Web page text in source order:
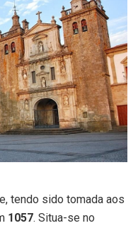
tendo sido tomada aos
1057. Situa-se no